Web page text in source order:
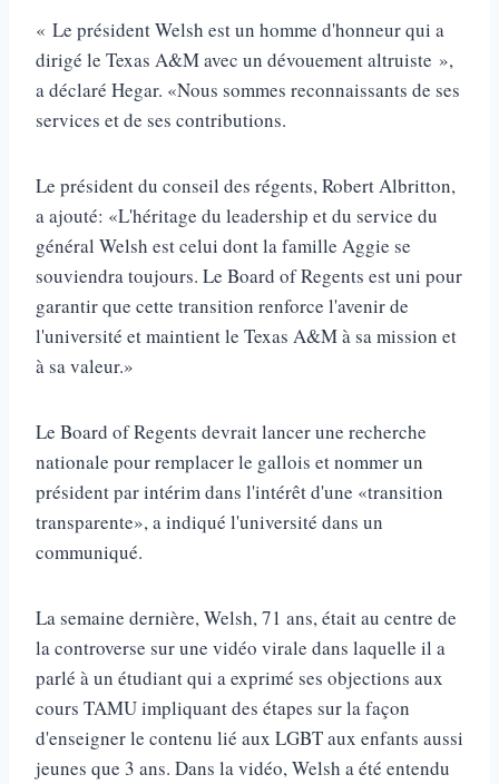
« Le président Welsh est un homme d'honneur qui a
dirigé le Texas A&M avec un dévouement altruiste »,
a déclaré Hegar. «Nous sommes reconnaissants de ses
services et de ses contributions.
Le président du conseil des régents, Robert Albritton,
a ajouté: «L'héritage du leadership et du service du
général Welsh est celui dont la famille Aggie se
souviendra toujours. Le Board of Regents est uni pour
garantir que cette transition renforce l'avenir de
l'université et maintient le Texas A&M à sa mission et
à sa valeur.»
Le Board of Regents devrait lancer une recherche
nationale pour remplacer le gallois et nommer un
président par intérim dans l'intérêt d'une «transition
transparente», a indiqué l'université dans un
communiqué.
La semaine dernière, Welsh, 71 ans, était au centre de
la controverse sur une vidéo virale dans laquelle il a
parlé à un étudiant qui a exprimé ses objections aux
cours TAMU impliquant des étapes sur la façon
d'enseigner le contenu lié aux LGBT aux enfants aussi
jeunes que 3 ans. Dans la vidéo, Welsh a été entendu